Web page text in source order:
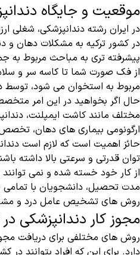
موقعیت و جایگاه
در ایران رشته دندانپزشکی، شغلی
در کشور ترکیه به مشکلات دهان و
پیشرفته تری به مباحث مربوط به
از فک صورت شما تا کاسه سر و
مربوط به استخوان می شود، توسط
حال اگر بخواهید در این امر
مختلف مانند کاشت ایمپلنت،
ارگونومی بیماری های دهان،
حائز اهمیت است که لازم است
توان قدرتی و سرعتی بالا داشته
از کار خود خسته شده و نمی
مدت تحصیل، دانشجویان با
روش های تشخیص عامل درد و
مجوز کار دندانپزشکی در
روش های مختلفی برای دریافت
دارد. برای این که افراد بتوانند